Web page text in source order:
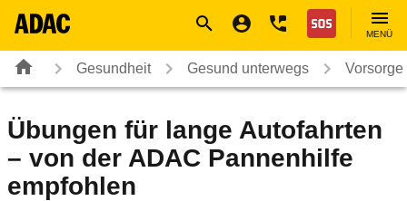
Nothilfe
MENÜ
Gesundheit Gesund unterwegs Vorsorge
Übungen für lange Autofahrten
– von der ADAC Pannenhilfe
empfohlen